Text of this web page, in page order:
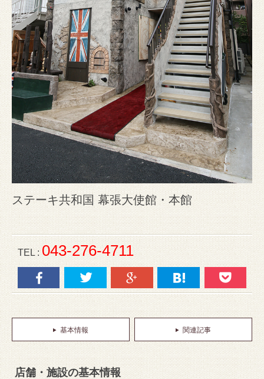
ステーキ共和国 幕張大使館・本館
TEL : 043-276-4711
基本情報 関連記事
店舗・施設の基本情報